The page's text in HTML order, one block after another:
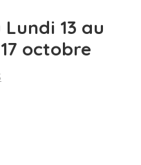
13 au
octobre